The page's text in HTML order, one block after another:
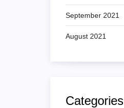
September 2021
August 2021
Categories